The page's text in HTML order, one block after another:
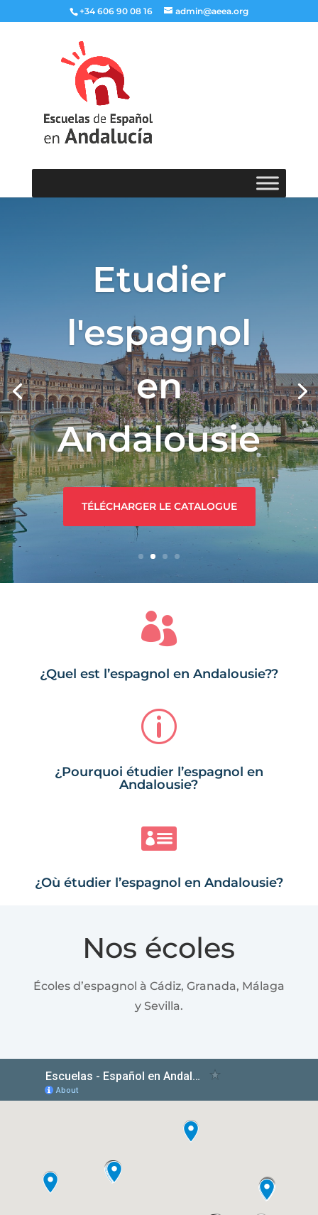
+34 606 90 08 16 admin@aeea.org
Etudier
l'espagnol
en
Andalousie
TÉLÉCHARGER LE CATALOGUE

¿Quel est l’espagnol en Andalousie??
p
¿Pourquoi étudier l’espagnol en
Andalousie?

¿Où étudier l’espagnol en Andalousie?
Nos écoles
Écoles d’espagnol à Cádiz, Granada, Málaga
y Sevilla.